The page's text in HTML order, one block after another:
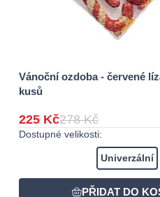
Vánoční ozdoba - červené
kusů
225 Kč278 Kč
Dostupné velikosti:
Univerzální